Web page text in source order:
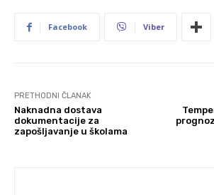
Facebook Viber
PRETHODNI ČLANAK
Naknadna dostava
dokumentacije za
zapošljavanje u školama